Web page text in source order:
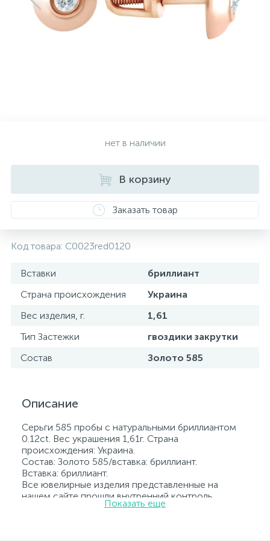
нет в наличии
В корзину
Заказать товар
Код товара: C0023red0120
Вставки
бриллиант
Страна происхождения
Украина
Вес изделия, г.
1,61
Тип Застежки
гвоздики закрутки
Состав
Золото 585
Описание
Серьги 585 пробы с натуральными бриллиантом
0.12ct. Вес украшения 1,61г. Страна
происхождения: Украина.
Состав: Золото 585/вставка: бриллиант.
Вставка: бриллиант.
Все ювелирные изделия представленные на
нашем сайте прошли внутренний контроль
качества, а также контроль государственной
Показать еще
Серебряные колье
Серебряные сувениры
Золотые серьги